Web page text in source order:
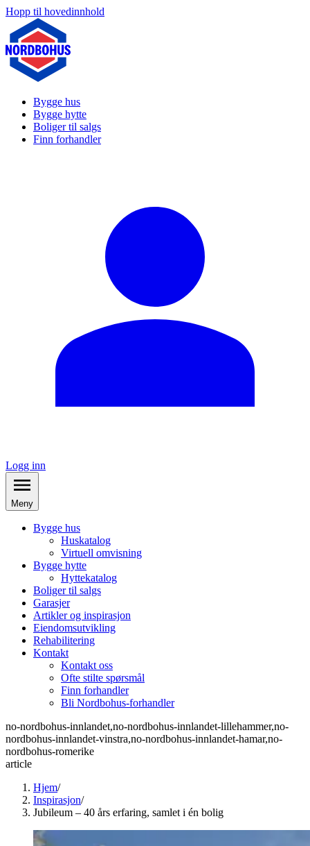
Hopp til hovedinnhold
Bygge hus
Bygge hytte
Boliger til salgs
Finn forhandler
Logg inn
Meny
Bygge hus
Huskatalog
Virtuell omvisning
Bygge hytte
Hyttekatalog
Boliger til salgs
Garasjer
Artikler og inspirasjon
Eiendomsutvikling
Rehabilitering
Kontakt
Kontakt oss
Ofte stilte spørsmål
Finn forhandler
Bli Nordbohus-forhandler
no-nordbohus-innlandet,no-nordbohus-innlandet-lillehammer,no-
nordbohus-innlandet-vinstra,no-nordbohus-innlandet-hamar,no-
nordbohus-romerike
article
Hjem/
Inspirasjon/
Jubileum – 40 års erfaring, samlet i én bolig